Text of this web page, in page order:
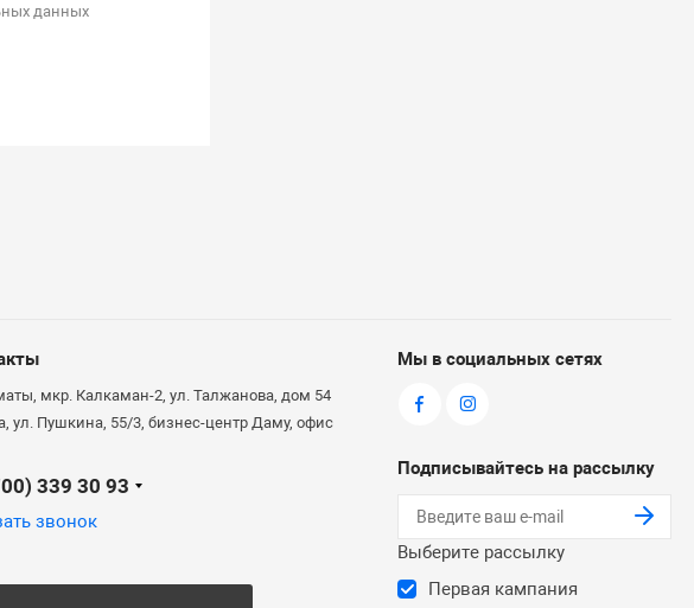
данных
мкр. Калкаман-2, ул. Талжанова, дом 54
ул. Пушкина, 55/3, бизнес-центр Даму, офис
339 30 93
звонок
Мы в социальных сетях
Подписывайтесь на рассылку
Выберите рассылку
Первая кампания